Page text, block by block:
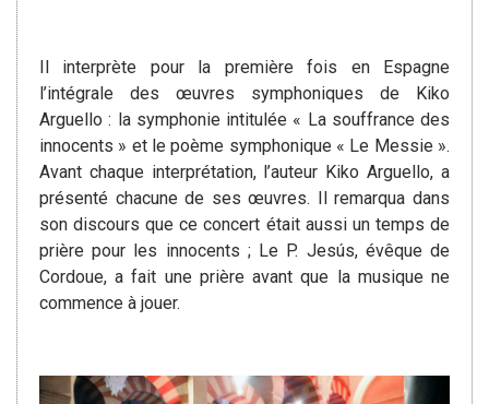
Il interprète pour la première fois en Espagne
l’intégrale des œuvres symphoniques de Kiko
Arguello : la symphonie intitulée « La souffrance des
innocents » et le poème symphonique « Le Messie ».
Avant chaque interprétation, l’auteur Kiko Arguello, a
présenté chacune de ses œuvres. Il remarqua dans
son discours que ce concert était aussi un temps de
prière pour les innocents ; Le P. Jesús, évêque de
Cordoue, a fait une prière avant que la musique ne
commence à jouer.